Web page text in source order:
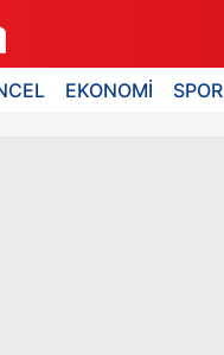
EKONOMİ SPOR